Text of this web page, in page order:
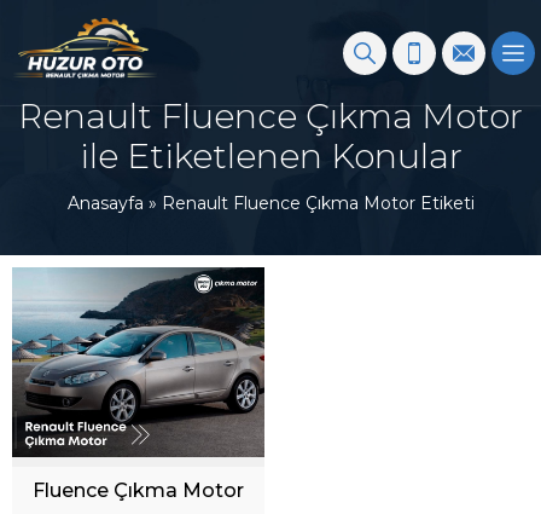
Renault Fluence Çıkma Motor
ile Etiketlenen Konular
Anasayfa » Renault Fluence Çıkma Motor Etiketi
Fluence Çıkma Motor